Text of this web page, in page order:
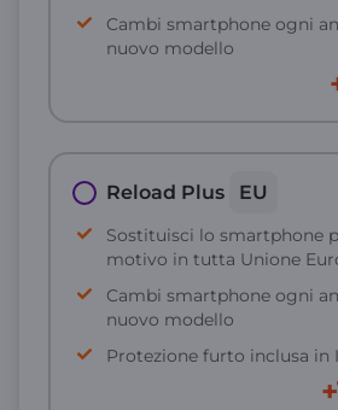
Cambi smartphone ogni
nuovo modello
Reload Plus EU
Sostituisci lo smartphone
motivo in tutta Unione
Cambi smartphone ogni
nuovo modello
Protezione furto inclusa in